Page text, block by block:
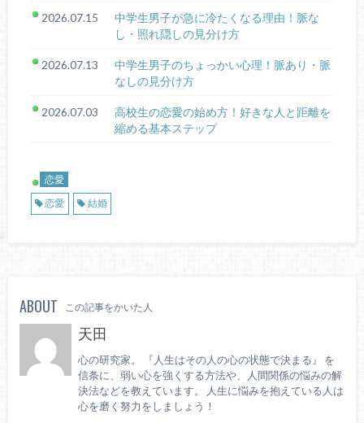
2026.07.15
中学生男子が急に冷たくなる理由！脈な
し・照れ隠しの見分け方
2026.07.13
中学生男子のちょっかい心理！脈あり・脈
なしの見分け方
2026.07.03
高校生の恋愛の始め方！好きな人と距離を
縮める基本ステップ
恋愛
恋愛 結婚
ABOUT この記事をかいた人
天田
心の研究家。 『人生はその人の心の状態で決まる』 を
信条に、弱い心を強くする方法や、人間関係の悩みの解
決法などを教えています。 人生に悩みを抱えている人は
心を磨く努力をしましょう！